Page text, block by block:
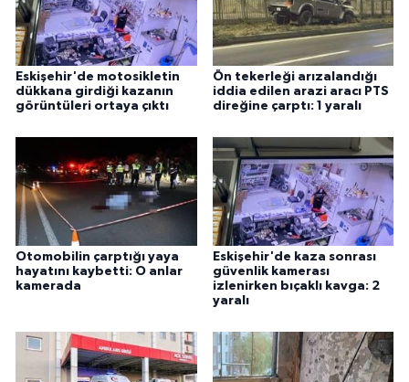
Eskişehir'de motosikletin
dükkana girdiği kazanın
görüntüleri ortaya çıktı
Ön tekerleği arızalandığı
iddia edilen arazi aracı PTS
direğine çarptı: 1 yaralı
Otomobilin çarptığı yaya
hayatını kaybetti: O anlar
kamerada
Eskişehir'de kaza sonrası
güvenlik kamerası
izlenirken bıçaklı kavga: 2
yaralı